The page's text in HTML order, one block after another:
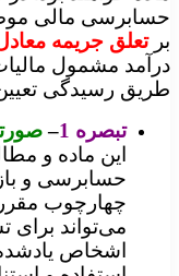
حسابرسی مالی
برتعلق جریمه معادل
درآمد مشمول
طریق رسیدگی
تبصره 1
–
این ماده و
حسابرسی و
چهارچوب
می‌تواند
اشخاص